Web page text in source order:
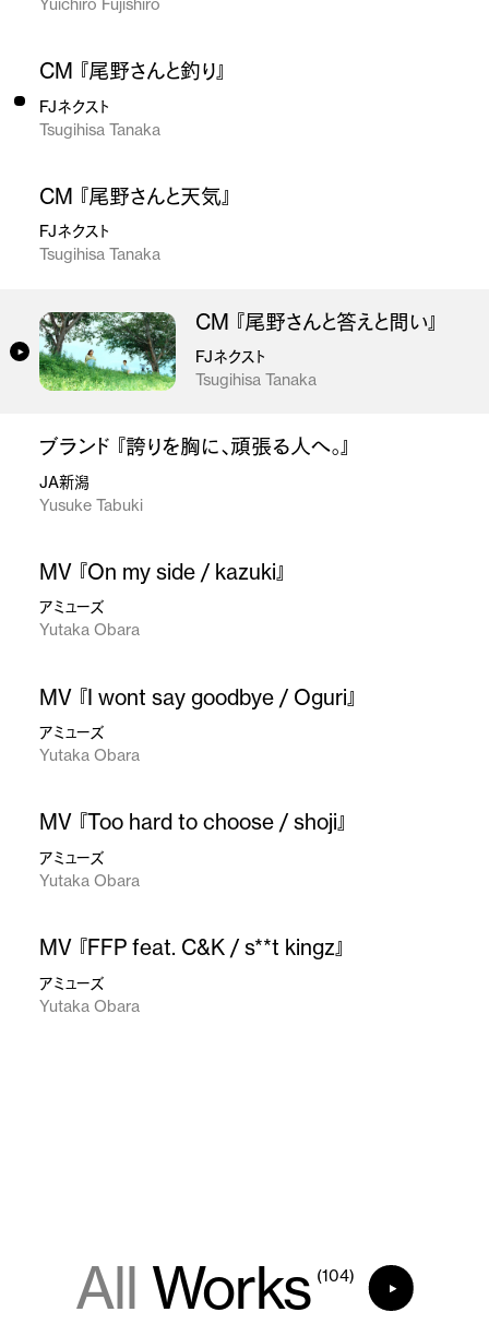
Yuichiro Fujishiro
CM 『尾野さんと釣り』
FJネクスト
Tsugihisa Tanaka
CM 『尾野さんと天気』
FJネクスト
Tsugihisa Tanaka
CM 『尾野さんと答えと問い』
FJネクスト
Tsugihisa Tanaka
ブランド 『誇りを胸に、頑張る人へ。』
JA新潟
Yusuke Tabuki
MV 『On my side / kazuki』
アミューズ
Yutaka Obara
MV 『I wont say goodbye / Oguri』
アミューズ
Yutaka Obara
MV 『Too hard to choose / shoji』
アミューズ
Yutaka Obara
MV 『FFP feat. C&K / s**t kingz』
アミューズ
Yutaka Obara
All Works (104)